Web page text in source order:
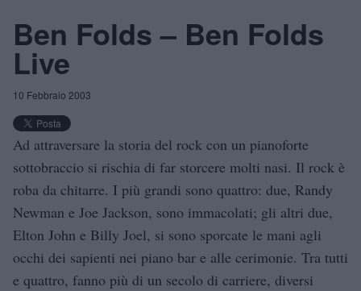
Ben Folds – Ben Folds
Live
10 Febbraio 2003
Ad attraversare la storia del rock con un pianoforte
sottobraccio si rischia di far storcere molti nasi. Il rock è
roba da chitarre. I più grandi sono quattro: due, Randy
Newman e Joe Jackson, sono immacolati; gli altri due,
Elton John e Billy Joel, si sono sporcate le mani agli
occhi dei sapienti nei piano bar e alle cerimonie. Tra tutti
e quattro, fanno più di un secolo di carriere, diversi